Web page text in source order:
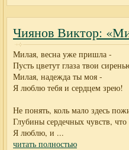
Чиянов Виктор:
Милая, весна уже пришла -
Пусть цветут глаза твои
Милая, надежда ты моя -
Я люблю тебя и сердцем зрею!
Не понять, коль мало здесь
Глубины сердечных чувств, что
Я люблю, и ...
читать полностью